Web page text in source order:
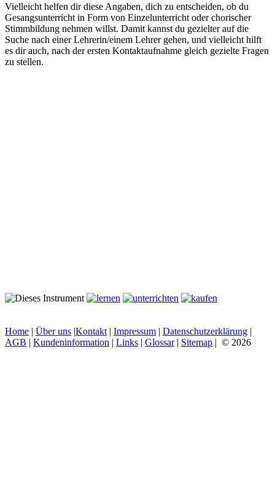
Vielleicht helfen dir diese Angaben, dich zu entscheiden, ob du
Gesangsunterricht in Form von Einzelunterricht oder chorischer
Stimmbildung nehmen willst. Damit kannst du gezielter auf die
Suche nach einer Lehrerin/einem Lehrer gehen, und vielleicht hilft
es dir auch, nach der ersten Kontaktaufnahme gleich gezielte Fragen
zu stellen.
Home | Über uns |Kontakt | Impressum | Datenschutzerklärung |
AGB | Kundeninformation | Links | Glossar| Sitemap | © 2026